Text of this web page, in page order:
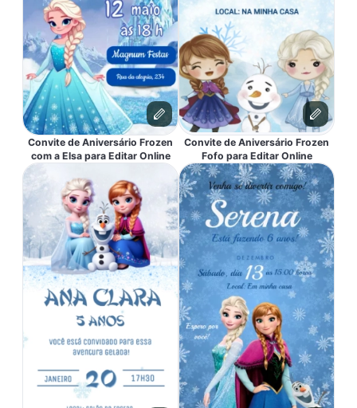
Convite de Aniversário Frozen
com a Elsa para Editar Online
Convite de Aniversário Frozen
Fofo para Editar Online